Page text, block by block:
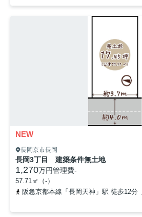
NEW
長岡京市長岡
長岡3丁目 建築条件無土地
1,270万円管理費-
57.71㎡（-）
阪急京都本線「長岡天神」駅 徒歩12分